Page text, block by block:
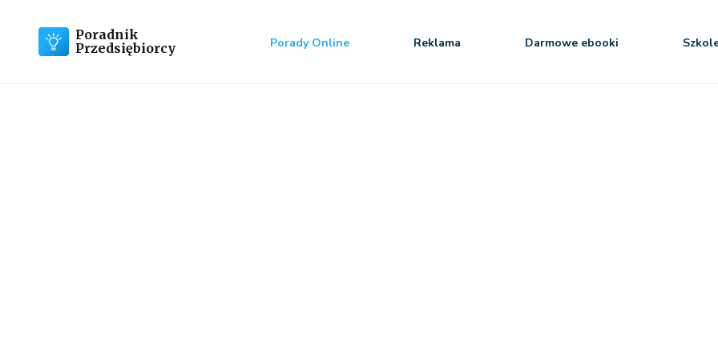
Poradnik
Przedsiębiorcy
Porady Online Reklama Darmowe ebooki